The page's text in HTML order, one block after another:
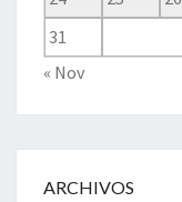
31
« Nov
ARCHIVOS